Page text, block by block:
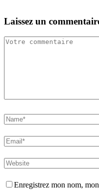
Laissez un
Enregistrez mon nom,